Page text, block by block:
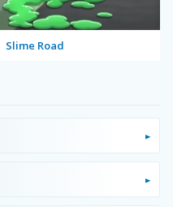
Slime Road